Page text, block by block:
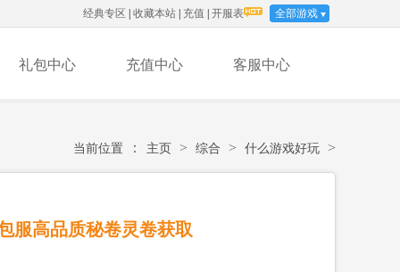
经典专区 收藏本站 充值 开服表 全部游戏
礼包中心 充值中心 客服中心
当前位置 ： 主页 > 综合 > 什么游戏好玩 >
服高品质秘卷灵卷获取